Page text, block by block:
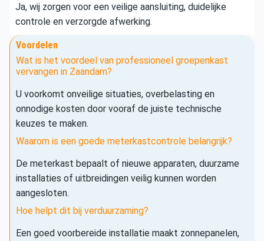
Ja, wij zorgen voor een veilige aansluiting, duidelijke
controle en verzorgde afwerking.
Voordelen
Wat is het voordeel van professioneel groepenkast
vervangen in Zaandam?
U voorkomt onveilige situaties, overbelasting en
onnodige kosten door vooraf de juiste technische
keuzes te maken.
Waarom is een goede meterkastcontrole belangrijk?
De meterkast bepaalt of nieuwe apparaten, duurzame
installaties of uitbreidingen veilig kunnen worden
aangesloten.
Hoe helpt dit bij verduurzaming?
Een goed voorbereide installatie maakt zonnepanelen,